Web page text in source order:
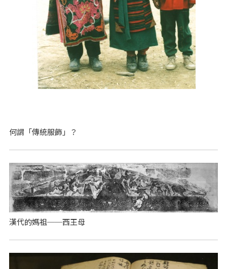
何謂「傳統服飾」？
漢代的媽祖──西王母